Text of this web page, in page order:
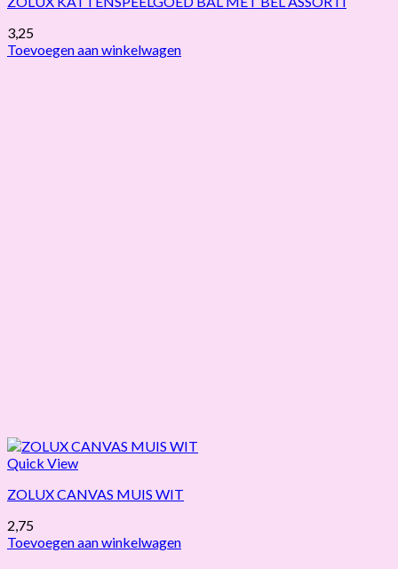
3,25
Toevoegen aan winkelwagen
Quick View
ZOLUX CANVAS MUIS WIT
2,75
Toevoegen aan winkelwagen